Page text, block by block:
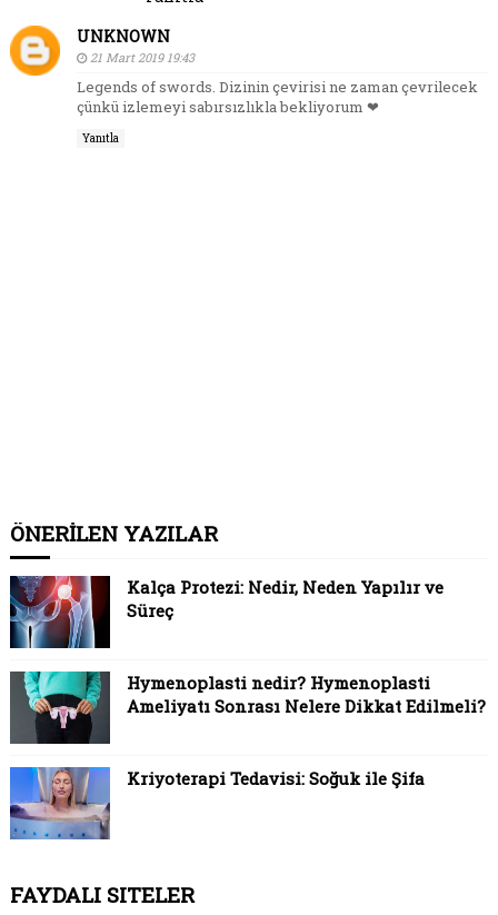
UNKNOWN
21 Mart 2019 19:43
Legends of swords. Dizinin çevirisi ne zaman çevrilecek
çünkü izlemeyi sabırsızlıkla bekliyorum ❤
Yanıtla
ÖNERİLEN YAZILAR
Kalça Protezi: Nedir, Neden Yapılır ve
Süreç
Hymenoplasti nedir? Hymenoplasti
Ameliyatı Sonrası Nelere Dikkat Edilmeli?
Kriyoterapi Tedavisi: Soğuk ile Şifa
FAYDALI SITELER